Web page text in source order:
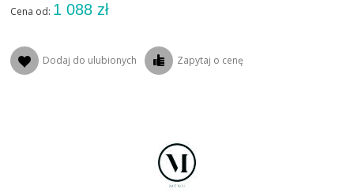
Cena od: 1 088 zł
Dodaj do ulubionych Zapytaj o cenę